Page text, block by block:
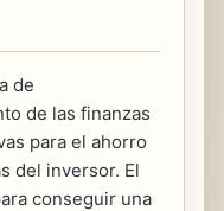
de
de las finanzas
para el ahorro
del inversor. El
conseguir una